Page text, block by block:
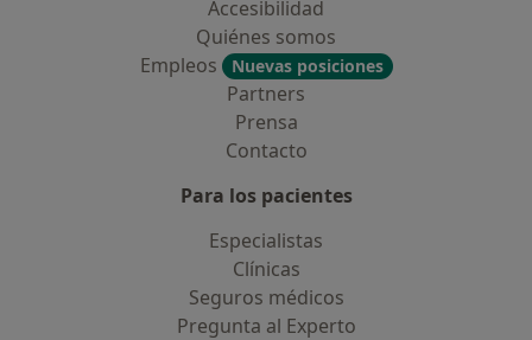
Accesibilidad
Quiénes somos
Empleos
Nuevas posiciones
Partners
Prensa
Contacto
Para los pacientes
Especialistas
Clínicas
Seguros médicos
Pregunta al Experto